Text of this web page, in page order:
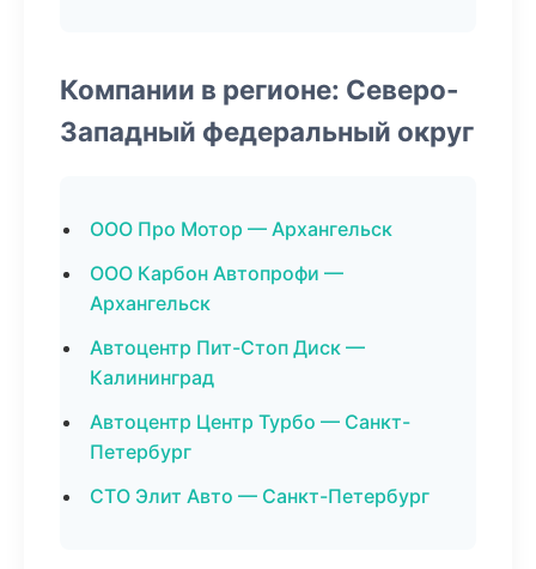
Компании в регионе: Северо-
Западный федеральный округ
ООО Про Мотор — Архангельск
ООО Карбон Автопрофи —
Архангельск
Автоцентр Пит-Стоп Диск —
Калининград
Автоцентр Центр Турбо — Санкт-
Петербург
СТО Элит Авто — Санкт-Петербург